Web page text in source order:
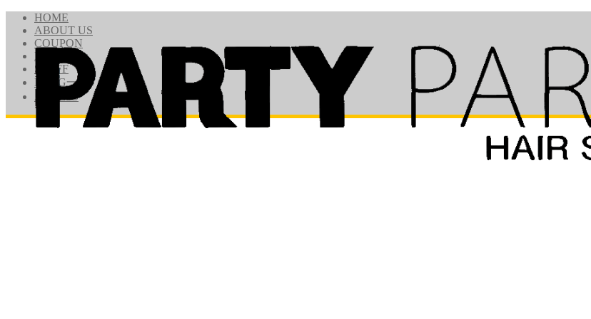
HOME
ABOUT US
COUPON
PRICE
STAFF
BLOG一覧
ACCESS